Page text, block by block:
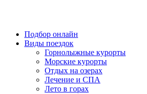
Подбор онлайн
Виды поездок
Горнолыжные курорты
Морские курорты
Отдых на озерах
Лечение и СПА
Лето в горах